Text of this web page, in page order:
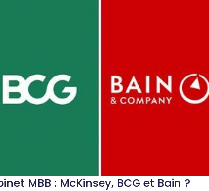
MBB : McKinsey, BCG et Bain ?